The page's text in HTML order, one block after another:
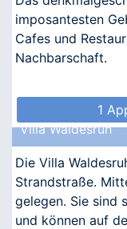
imposantesten
Cafes und
Nachbarschaft.
1
Villa Waldesruh
Die Villa
Strandstraße.
gelegen. Sie sind
und können auf